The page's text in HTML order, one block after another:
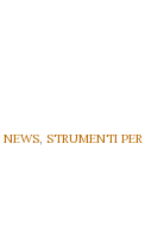
NEWS, STRUMENTI PER